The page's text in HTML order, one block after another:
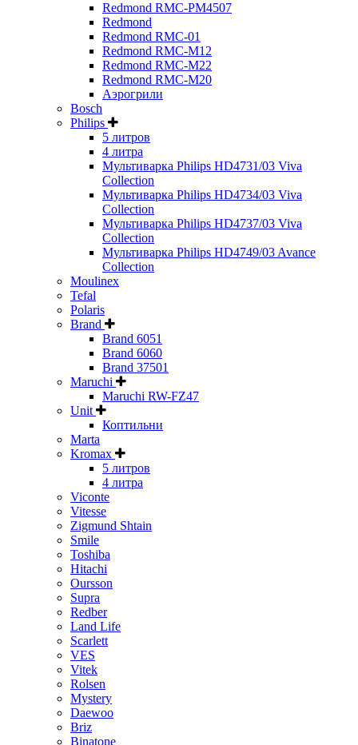
Redmond RMC-PM4507
Redmond
Redmond RMC-01
Redmond RMC-M12
Redmond RMC-M22
Redmond RMC-M20
Аэрогрили
Bosch
Philips
5 литров
4 литра
Мультиварка Philips HD4731/03 Viva
Collection
Мультиварка Philips HD4734/03 Viva
Collection
Мультиварка Philips HD4737/03 Viva
Collection
Мультиварка Philips HD4749/03 Avance
Collection
Moulinex
Tefal
Polaris
Brand
Brand 6051
Brand 6060
Brand 37501
Maruchi
Maruchi RW-FZ47
Unit
Коптильни
Marta
Kromax
5 литров
4 литра
Viconte
Vitesse
Zigmund Shtain
Smile
Toshiba
Hitachi
Oursson
Supra
Redber
Land Life
Scarlett
VES
Vitek
Rolsen
Mystery
Daewoo
Briz
Binatone